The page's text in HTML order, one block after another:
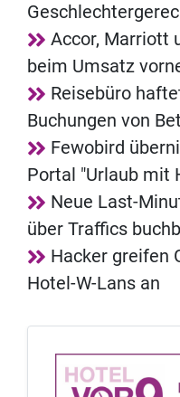
Accor, Marriott
beim Umsatz
Reisebüro
Buchungen von
Fewobird
Portal "Urlaub mit
Neue Last-
über Traffics
Hacker greifen
Hotel-W-Lans an